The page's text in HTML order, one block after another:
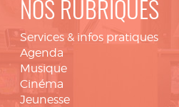
NOS RUBRIQUES
Services & infos pratiques
Agenda
Musique
Cinéma
Jeunesse